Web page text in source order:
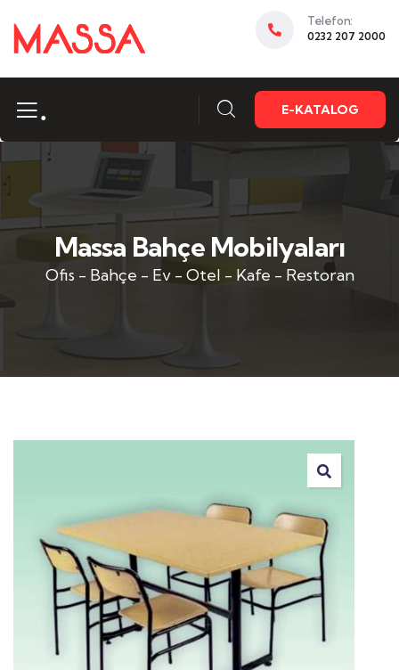
Telefon:
0232 207 2000
. E-KATALOG
Massa Bahçe Mobilyaları
Ofis - Bahçe - Ev - Otel - Kafe - Restoran